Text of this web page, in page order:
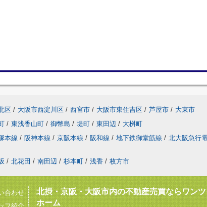
区 / 大阪市西淀川区 / 西宮市 / 大阪市東住吉区 / 芦屋市 / 大東市
/ 東浅香山町 / 御幣島 / 堤町 / 東田辺 / 大桝町
本線 / 阪神本線 / 京阪本線 / 阪和線 / 地下鉄御堂筋線 / 北大阪急行
/ 北花田 / 南田辺 / 杉本町 / 浅香 / 枚方市
合わせ
北摂・京阪・大阪市内の不動産売買ならワン
ホーム